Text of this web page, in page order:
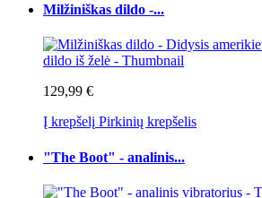
Milžiniškas dildo -...
129,99 €
Į krepšelį Pirkinių krepšelis
"The Boot" - analinis...